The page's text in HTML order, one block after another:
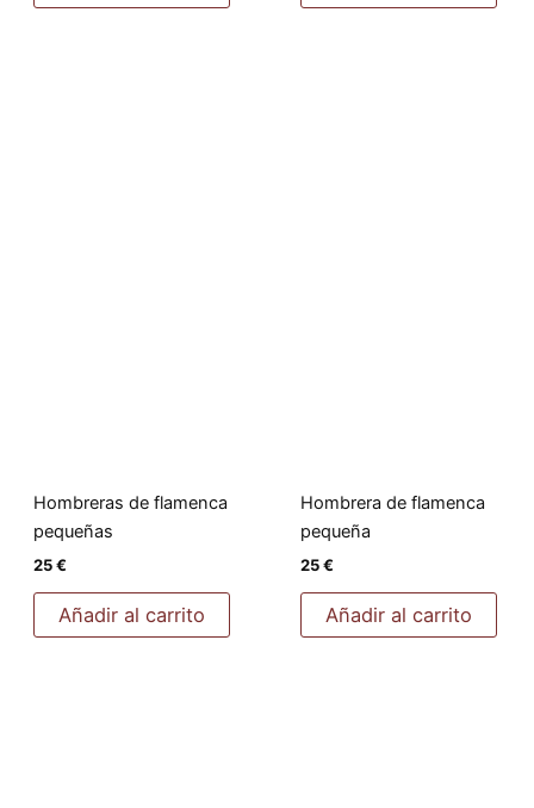
Hombreras de flamenca
pequeñas
25€
Añadir al carrito
Hombrera de flamenca
pequeña
25€
Añadir al carrito